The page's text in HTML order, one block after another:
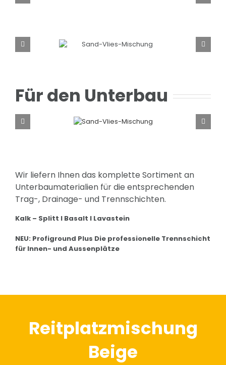
Für den Unterbau
Wir liefern Ihnen das komplette Sortiment an
Unterbaumaterialien für die entsprechenden
Trag-, Drainage- und Trennschichten.
Kalk – Splitt I Basalt I Lavastein
NEU: Profiground Plus Die professionelle Trennschicht
für Innen- und Aussenplätze
Reitplatzmischung
Beige